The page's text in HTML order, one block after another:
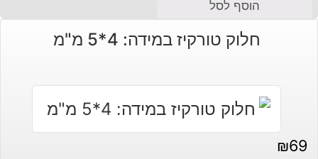
הוסף לסל
חלוק טורקיז במידה: 4*5 מ"מ
₪69